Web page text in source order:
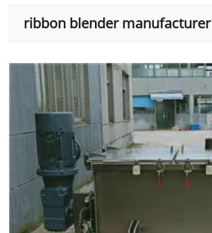
ribbon blender manufacturer